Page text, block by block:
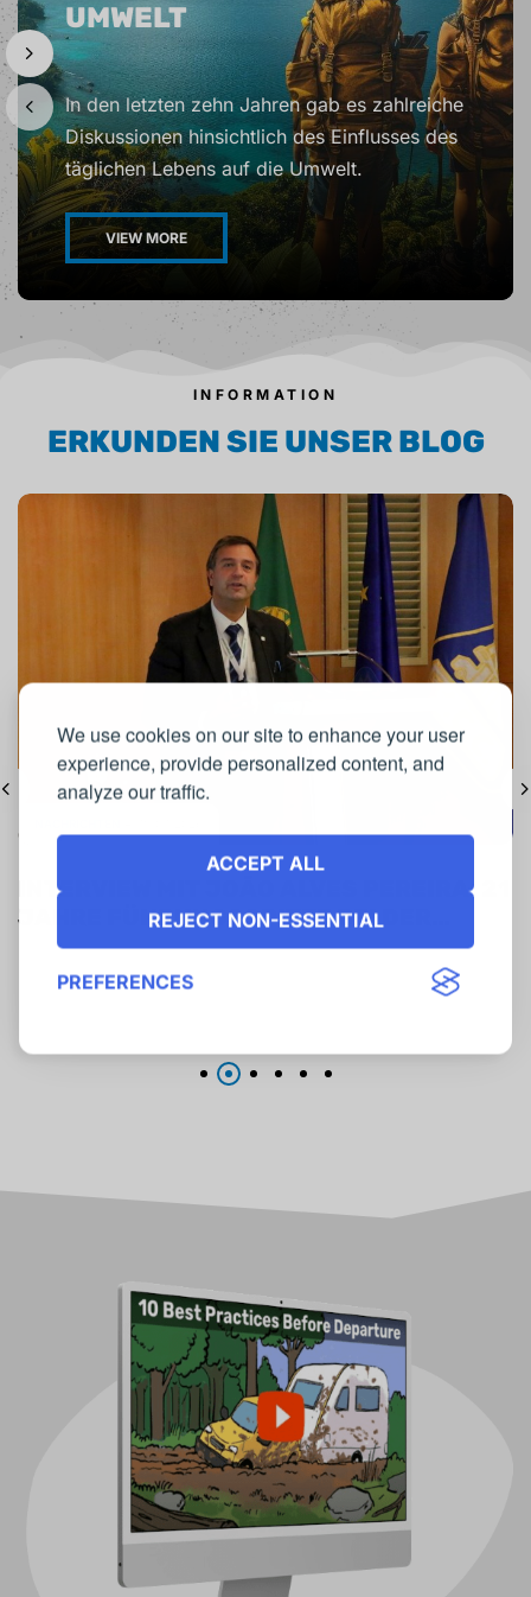
We use cookies on our site to enhance your user
experience, provide personalized content, and
analyze our traffic.
ACCEPT ALL
REJECT NON-ESSENTIAL
PREFERENCES
UMWELT
In den letzten zehn Jahren gab es zahlreiche
Diskussionen hinsichtlich des Einflusses des
täglichen Lebens auf die Umwelt.
VIEW MORE
INFORMATION
ERKUNDEN SIE UNSER BLOG
INTERVIEW MIT JOÃO ALVES PEREIRA: 21
JAHRE FÜHRUNGSSPITZE BEI DER
F.I.C.C.